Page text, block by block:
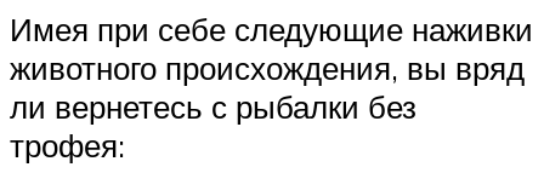
Имея при себе следующие наживки
животного происхождения, вы вряд
ли вернетесь с рыбалки без
трофея: